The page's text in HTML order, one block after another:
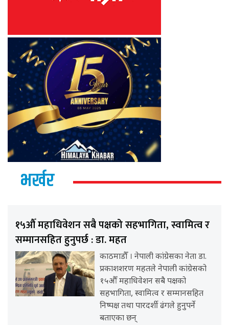
भर्खर
१५औँ महाधिवेशन सबै पक्षको सहभागिता, स्वामित्व र
सम्मानसहित हुनुपर्छ : डा. महत
काठमाडौँ । नेपाली कांग्रेसका नेता डा.
प्रकाशशरण महतले नेपाली कांग्रेसको
१५औँ महाधिवेशन सबै पक्षको
सहभागिता, स्वामित्व र सम्मानसहित
निष्पक्ष तथा पारदर्शी ढंगले हुनुपर्ने
बताएका छन्